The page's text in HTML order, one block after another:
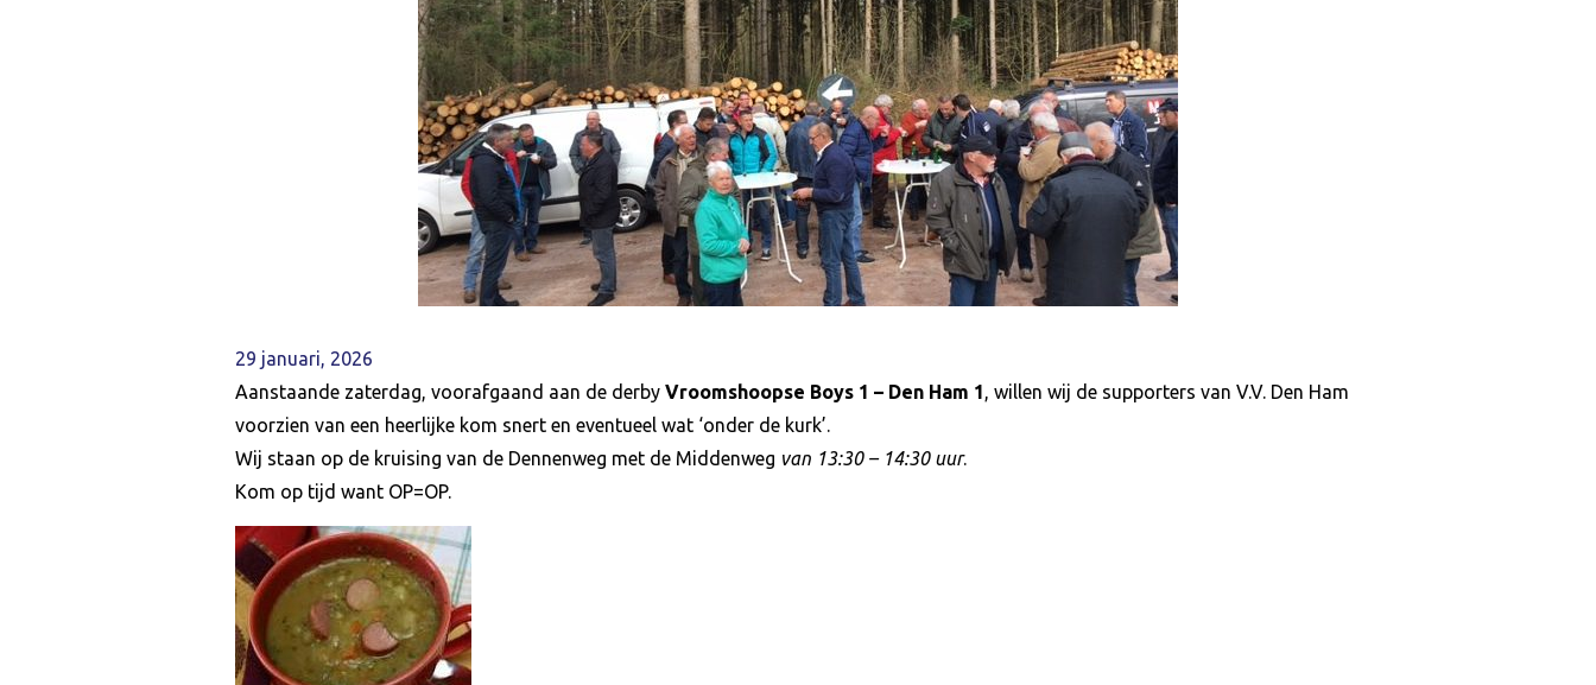
29 januari, 2026
Aanstaande zaterdag, voorafgaand aan de derbyVroomshoopse Boys 1 – Den Ham 1, willen wij de supporters van V.V. Den Ham
voorzien van een heerlijke kom snert en eventueel wat ‘onder de kurk’.
Wij staan op de kruising van de Dennenweg met de Middenweg van 13:30 – 14:30 uur.
Kom op tijd want OP=OP.